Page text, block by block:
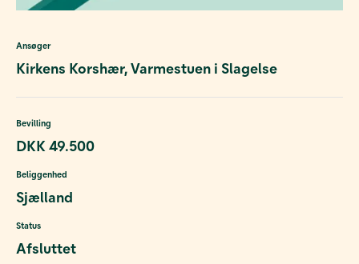
Ansøger
Kirkens Korshær, Varmestuen i Slagelse
Bevilling
DKK 49.500
Beliggenhed
Sjælland
Status
Afsluttet